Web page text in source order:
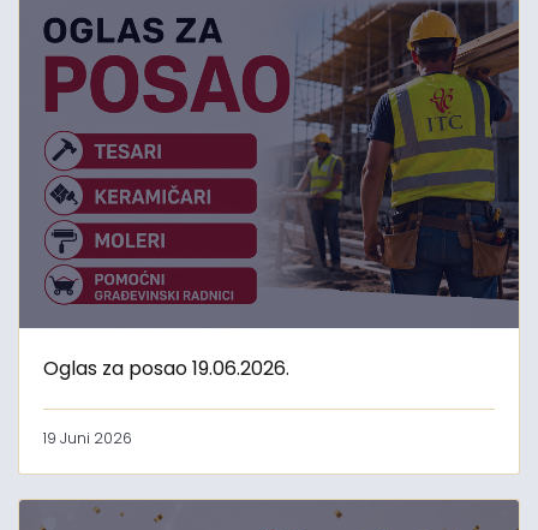
Oglas za posao 19.06.2026.
19 Juni 2026